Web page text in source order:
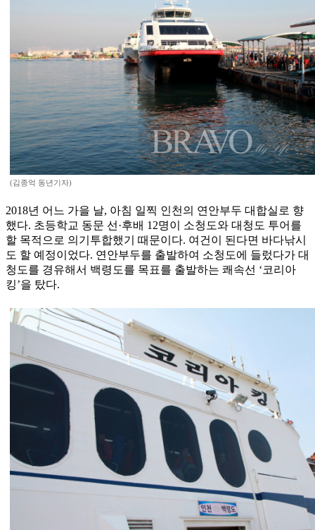
(김종억 동년기자)
2018년 어느 가을 날, 아침 일찍 인천의 연안부두 대합실로 향
했다. 초등학교 동문 선·후배 12명이 소청도와 대청도 투어를
할 목적으로 의기투합했기 때문이다. 여건이 된다면 바다낚시
도 할 예정이었다. 연안부두를 출발하여 소청도에 들렀다가 대
청도를 경유해서 백령도를 목표를 출발하는 쾌속선 ‘코리아
킹’을 탔다.